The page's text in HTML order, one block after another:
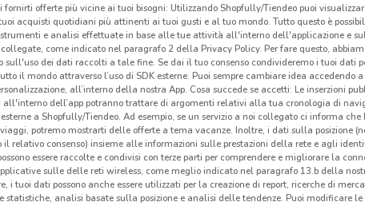
fornirti offerte più vicine ai tuoi bisogni: Utilizzando Shopfully/Tiendeo puoi
acquisti quotidiani più attinenti ai tuoi gusti e al tuo mondo. Tutto questo è
e analisi effettuate in base alle tue attività all'interno dell'applicazione e
come indicato nel paragrafo 2 della Privacy Policy. Per fare questo,
sull'uso dei dati raccolti a tale fine. Se dai il tuo consenso condivideremo i tuoi dati
il mondo attraverso l’uso di SDK esterne. Puoi sempre cambiare idea accedendo
all’interno della nostra App. Cosa succede se accetti: Le inserzioni
all'interno dell’app potranno trattare di argomenti relativi alla tua cronologia di
a Shopfully/Tiendeo. Ad esempio, se un servizio a noi collegato ci informa
potremo mostrarti delle offerte a tema vacanze. Inoltre, i dati sulla posizione
il relativo consenso) insieme alle informazioni sulle prestazioni della rete e agli
essere raccolte e condivisi con terze parti per comprendere e migliorare la
sulle delle reti wireless, come meglio indicato nel paragrafo 13.b della
i tuoi dati possono anche essere utilizzati per la creazione di report, ricerche di
statistiche, analisi basate sulla posizione e analisi delle tendenze. Puoi modificare le